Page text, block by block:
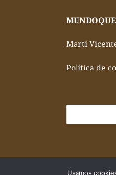
Martí
Política de
© Todos los
Usamos